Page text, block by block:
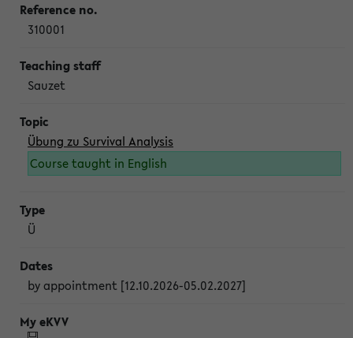
310001
Sauzet
Übung zu Survival Analysis
Course taught in English
Ü
by appointment [12.10.2026-05.02.2027]